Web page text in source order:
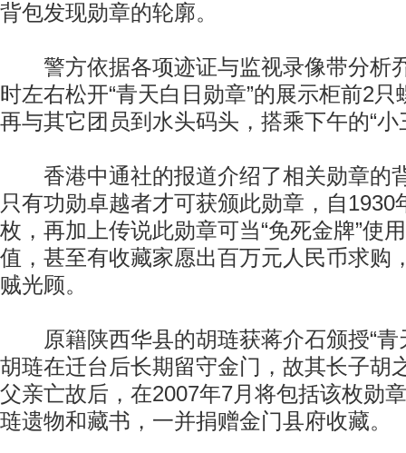
背包发现勋章的轮廓。
警方依据各项迹证与监视录像带分析
时左右松开“青天白日勋章”的展示柜前2
再与其它团员到水头码头，搭乘下午的“小
香港中通社的报道介绍了相关勋章的
只有功勋卓越者才可获颁此勋章，自1930
枚，再加上传说此勋章可当“免死金牌”使
值，甚至有收藏家愿出百万元人民币求购
贼光顾。
原籍陕西华县的胡琏获蒋介石颁授“青
胡琏在迁台后长期留守金门，故其长子胡
父亲亡故后，在2007年7月将包括该枚勋
琏遗物和藏书，一并捐赠金门县府收藏。